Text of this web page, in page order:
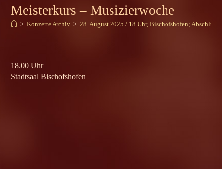
Meisterkurs – Musizierwoche
> Konzerte Archiv > 28. August 2025 / 18 Uhr, Bischofshofen;
18.00 Uhr
Stadtsaal Bischofshofen